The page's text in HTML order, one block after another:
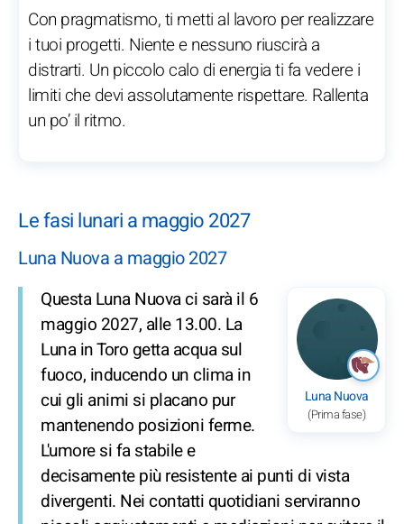
Con pragmatismo, ti metti al lavoro per realizzare
i tuoi progetti. Niente e nessuno riuscirà a
distrarti. Un piccolo calo di energia ti fa vedere i
limiti che devi assolutamente rispettare. Rallenta
un po’ il ritmo.
Le fasi lunari a maggio 2027
Luna Nuova a maggio 2027
Luna Nuova
(Prima fase)
Questa Luna Nuova ci sarà il 6
maggio 2027, alle 13.00. La
Luna in Toro getta acqua sul
fuoco, inducendo un clima in
cui gli animi si placano pur
mantenendo posizioni ferme.
L'umore si fa stabile e
decisamente più resistente ai punti di vista
divergenti. Nei contatti quotidiani serviranno